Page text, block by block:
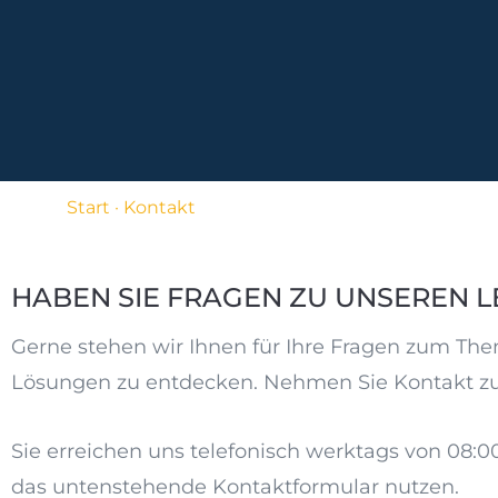
Start · Kontakt
HABEN SIE FRAGEN ZU UNSEREN
Gerne stehen wir Ihnen für Ihre Fragen zum
Lösungen zu entdecken. Nehmen Sie Kontakt
Sie erreichen uns telefonisch werktags von
das untenstehende Kontaktformular nutzen.